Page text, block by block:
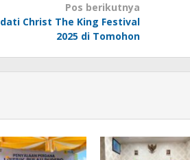
Pos berikutnya
Christ The King Festival
2025 di Tomohon